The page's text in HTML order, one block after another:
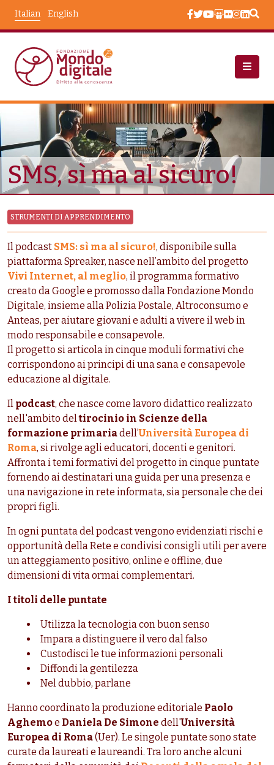
English
Italian
Risorse Educative SMS, Sì Ma Al Sicuro!
SMS, sì ma al sicuro!
STRUMENTI DI APPRENDIMENTO
Il podcast SMS: sì ma al sicuro!, disponibile sulla
piattaforma Spreaker, nasce nell’ambito del progetto
Vivi Internet, al meglio, il programma formativo
creato da Google e promosso dalla Fondazione Mondo
Digitale, insieme alla Polizia Postale, Altroconsumo e
Anteas, per aiutare giovani e adulti a vivere il web in
modo responsabile e consapevole.
Il progetto si articola in cinque moduli formativi che
corrispondono ai principi di una sana e consapevole
educazione al digitale.
Il podcast, che nasce come lavoro didattico realizzato
nell'ambito deltirocinio in Scienze della
formazione primariadell’Università Europea di
Roma, si rivolge agli educatori, docenti e genitori.
Affronta i temi formativi del progetto in cinque puntate
fornendo ai destinatari una guida per una presenza e
una navigazione in rete informata, sia personale che dei
propri figli.
In ogni puntata del podcast vengono evidenziati rischi e
opportunità della Rete e condivisi consigli utili per avere
un atteggiamento positivo, online e offline, due
dimensioni di vita ormai complementari.
I titoli delle puntate
Utilizza la tecnologia con buon senso
Impara a distinguere il vero dal falso
Custodisci le tue informazioni personali
Diffondi la gentilezza
Nel dubbio, parlane
Hanno coordinato la produzione editoriale Paolo
Aghemoe Daniela De Simone dell'Università
Europea di Roma(Uer). Le singole puntate sono state
curate da laureati e laureandi. Tra loro anche alcuni